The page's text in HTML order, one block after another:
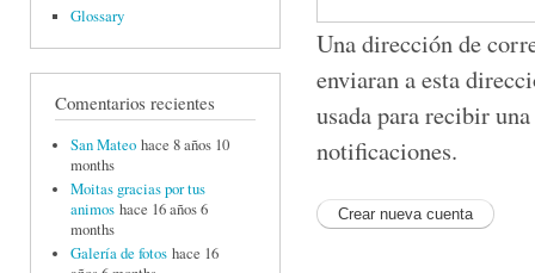
Glossary
Comentarios recientes
San Mateo hace 8 años 10
months
Moitas gracias por tus
animos hace 16 años 6
months
Galería de fotos hace 16
Una dirección de
enviaran a esta
usada para recibir
notificaciones.